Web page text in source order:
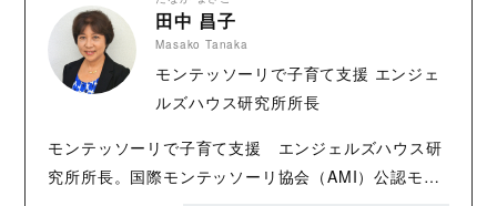
田中 昌子
Masako Tanaka
モンテッソーリで子育て支援 エンジェ
ルズハウス研究所所長
モンテッソーリで子育て支援 エンジェルズハウス研
究所所長。国際モンテッソーリ協会（AMI）公認モン